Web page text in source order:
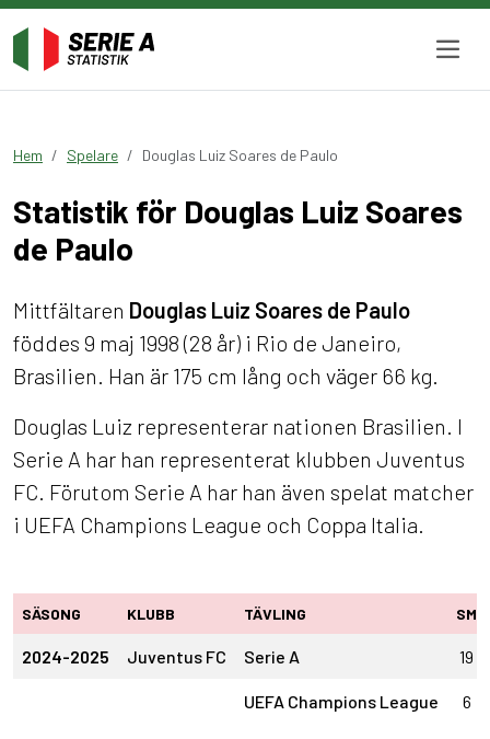
Hem Spelare Douglas Luiz Soares de Paulo
Statistik för Douglas Luiz Soares
de Paulo
Mittfältaren Douglas Luiz Soares de Paulo
föddes 9 maj 1998 (28 år) i Rio de Janeiro,
Brasilien. Han är 175 cm lång och väger 66 kg.
Douglas Luiz representerar nationen Brasilien. I
Serie A har han representerat klubben Juventus
FC. Förutom Serie A har han även spelat matcher
i UEFA Champions League och Coppa Italia.
SÄSONG KLUBB TÄVLING SM
2024-2025 Juventus FC Serie A 19
UEFA Champions League 6